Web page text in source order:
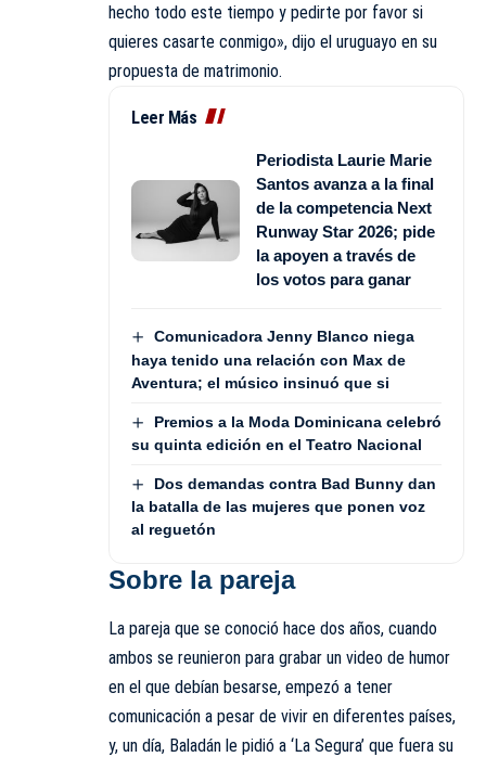
hecho todo este tiempo y pedirte por favor si
quieres casarte conmigo», dijo el uruguayo en su
propuesta de matrimonio.
Leer Más
Periodista Laurie Marie
Santos avanza a la final
de la competencia Next
Runway Star 2026; pide
la apoyen a través de
los votos para ganar
Comunicadora Jenny Blanco niega
haya tenido una relación con Max de
Aventura; el músico insinuó que si
Premios a la Moda Dominicana celebró
su quinta edición en el Teatro Nacional
Dos demandas contra Bad Bunny dan
la batalla de las mujeres que ponen voz
al reguetón
Sobre la pareja
La pareja que se conoció hace dos años, cuando
ambos se reunieron para grabar un video de humor
en el que debían besarse, empezó a tener
comunicación a pesar de vivir en diferentes países,
y, un día, Baladán le pidió a ‘La Segura’ que fuera su